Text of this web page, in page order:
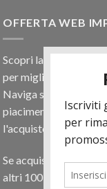
OFFERTA WEB
Scopri la nostra
per migliaia di
Naviga sul sito e
piacimento e scopri
l'acquisto online.
Se acquisti almeno
altri 100 € in Tori.